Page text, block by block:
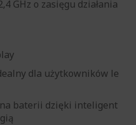
GHz o zasięgu działania
dla użytkowników le
baterii dzięki inteligent